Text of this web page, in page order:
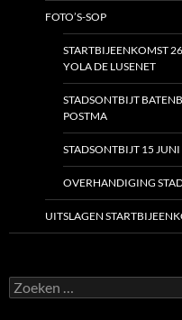
FOTO’S-SOP
STARTBIJEENKOMST
YOLA DE LUSENET
STADSONTBIJT
POSTMA
STADSONTBIJT 15
OVERHANDIGING
UITSLAGEN
Zoeken
naar: